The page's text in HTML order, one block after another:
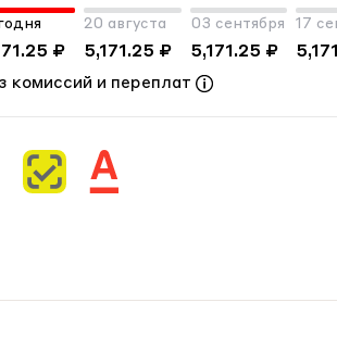
₽
20 августа
5,171.25 ₽
03 сентября
5,171.25 ₽
17
комиссий и переплат